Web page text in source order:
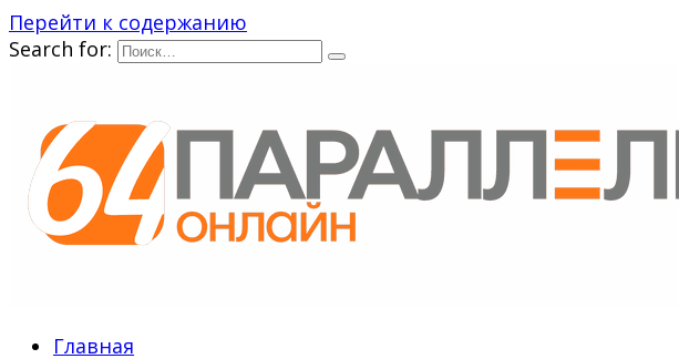
Перейти к содержанию
Search for:
Главная